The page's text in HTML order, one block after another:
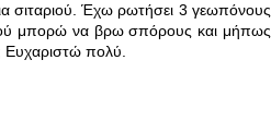
σιταριού. Έχω ρωτήσει 3 γεωπόνους
μπορώ να βρω σπόρους και μήπως
πολύ.